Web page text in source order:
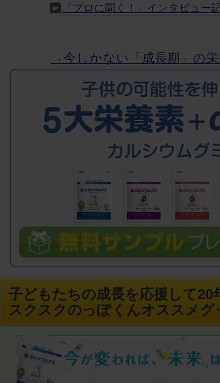
「プロに聞く！」インタビュー
→今しかない「成長期」の
子どもたちの成長を応援して20
スクスクのっぽくんオススメグ